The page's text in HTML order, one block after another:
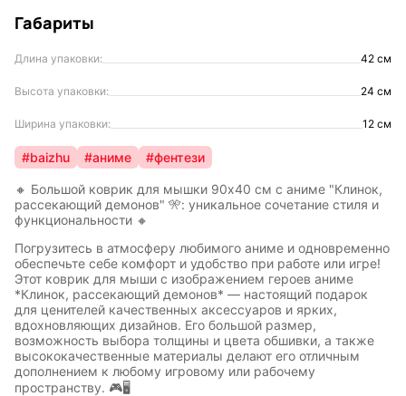
Габариты
Длина упаковки: 42 см
Высота упаковки: 24 см
Ширина упаковки: 12 см
#baizhu #аниме #фентези
🔸 Большой коврик для мышки 90x40 см с аниме "Клинок,
рассекающий демонов" 🎌: уникальное сочетание стиля и
функциональности 🔸
Погрузитесь в атмосферу любимого аниме и одновременно
обеспечьте себе комфорт и удобство при работе или игре!
Этот коврик для мыши с изображением героев аниме
*Клинок, рассекающий демонов* — настоящий подарок
для ценителей качественных аксессуаров и ярких,
вдохновляющих дизайнов. Его большой размер,
возможность выбора толщины и цвета обшивки, а также
высококачественные материалы делают его отличным
дополнением к любому игровому или рабочему
пространству. 🎮🖥️